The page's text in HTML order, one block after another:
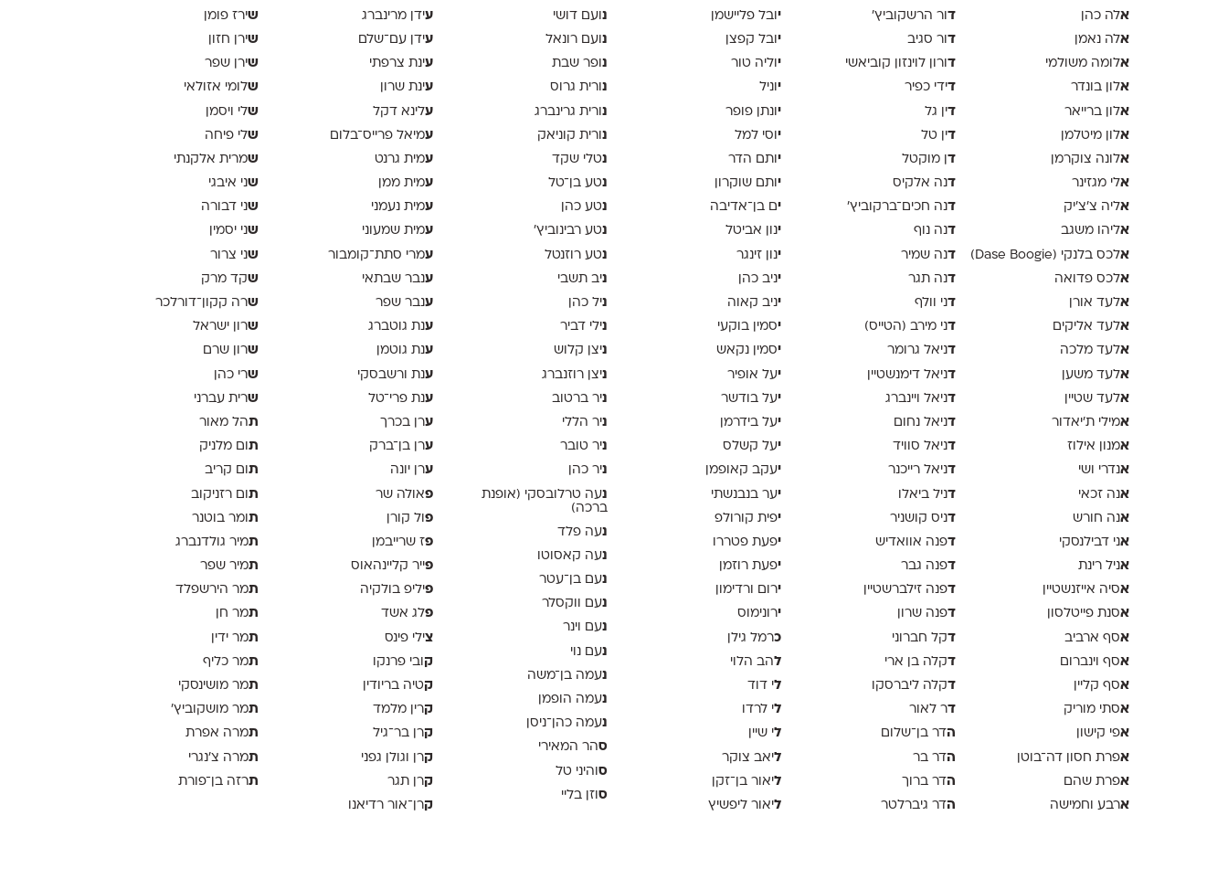
אלה כהן
אלה נאמן
אלומה משולמי
אלון בונדר
אלון ברייאר
אלון מיטלמן
אלונה צוקרמן
אלי מגזינר
אליה צ׳צ׳יק
אליהו משגב
אלכס בלנקי (Dase Boogie)
אלכס פדואה
אלעד אורן
אלעד אליקים
אלעד מלכה
אלעד משען
אלעד שטיין
אמילי ת׳יאדור
אמנון אילוז
אנדרי ושי
אנה זכאי
אנה חורש
אני דבילנסקי
אניל רינת
אסיה אייזנשטיין
אסנת פייטלסון
אסף ארביב
אסף וינברום
אסף קליין
אסתי מוריק
אפי קישון
אפרת חסון דה־בוטן
אפרת שהם
ארבע וחמישה
ד ור הרשקוביץ׳
ד ור סגיב
ד ורון לוינזון קוביאשי
דידי כפיר
דין גל
דין טל
ד ן מוקטל
דנה אלקיס
דנה חכים־ברקוביץ׳
דנה נוף
דנה שמיר
דנה תגר
דני וולף
דני מירב (הטייס)
דניאל גרומר
דניאל דימנשטיין
דניאל ויינברג
דניאל נחום
דניאל סוויד
דניאל רייכנר
דניל ביאלו
דניס קושניר
דפנה אוואדיש
דפנה גבר
דפנה זילברשטיין
דפנה שרון
דקל חברוני
דקלה בן ארי
דקלה ליברסקו
דר לאור
הדר בן־שלום
הדר בר
הדר ברוך
הדר גיברלטר
יובל פליישמן
יובל קפצן
יוליה טור
יוניל
יונתן פופר
יוסי למל
יותם הדר
יותם שוקרון
ים בן־אדיבה
ינון אביטל
ינון זינגר
יניב כהן
יניב קאוה
יסמין בוקעי
יסמין נקאש
יעל אופיר
יעל בודשר
יעל בידרמן
יעל קשלס
יעקב קאופמן
יער בנבנשתי
יפית קורולפ
יפעת פטררו
יפעת רוזמן
ירום ורדימון
ירונימוס
כרמל גילן
להב הלוי
לי דוד
לי לרדו
לי שיין
ליאב צוקר
ליאור בן־זקן
ליאור ליפשיץ
נ ועם דושי
נ ועם רונאל
נ ופר שבת
נ ורית גרוס
נ ורית גרינברג
נ ורית קוניאק
נטלי שקד
נטע בן־טל
נטע כהן
נטע רבינוביץ׳
נטע רוזנטל
ניב תשבי
ניל כהן
נילי דביר
ניצן קלוש
ניצן רוזנברג
ניר ברטוב
ניר הללי
ניר טובר
ניר כהן
נעה טרלובסקי (אופנת
ברכה)
נעה פלד
נעה קאסוטו
נעם בן־עטר
נעם ווקסלר
נעם וינר
נעם נוי
נעמה בן־משה
נעמה הופמן
נעמה כהן־ניסן
סהר המאירי
ס והיני טל
ס וזן בליי
עידן מרינברג
עידן עם־שלם
עינת צרפתי
עינת שרון
עלינא דקל
עמיאל פרייס־בלום
עמית גרנט
עמית ממן
עמית נעמני
עמית שמעוני
עמרי סתת־קומבור
ענבר שבתאי
ענבר שפר
ענת גוטברג
ענת גוטמן
ענת ורשבסקי
ענת פרי־טל
ערן בכרך
ערן בן־ברק
ערן יונה
פאולה שר
פ ול קורן
פז שרייבמן
פייר קליינהאוס
פיליפ בולקיה
פלג אשד
צילי פינס
ק ובי פרנקו
קטיה בריודין
קרין מלמד
קרן בר־גיל
קרן וגולן גפני
קרן תגר
קרן־אור רדיאנו
שירז פומן
שירן חזון
שירן שפר
שלומי אזולאי
שלי ויסמן
שלי פיחה
שמרית אלקנתי
שני איבגי
שני דבורה
שני יסמין
שני צרור
שקד מרק
שרה קקון־דורלכר
שרון ישראל
שרון שרם
שרי כהן
שרית עברני
תהל מאור
תום מלניק
תום קריב
תום רזניקוב
תומר בוטנר
תמיר גולדנברג
תמיר שפר
תמר הירשפלד
תמר חן
תמר ידין
תמר כליף
תמר מושינסקי
תמר מושקוביץ'
תמרה אפרת
תמרה צ׳נגרי
תרזה בן־פורת